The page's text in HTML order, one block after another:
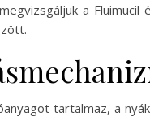
a
tartalmaz, a